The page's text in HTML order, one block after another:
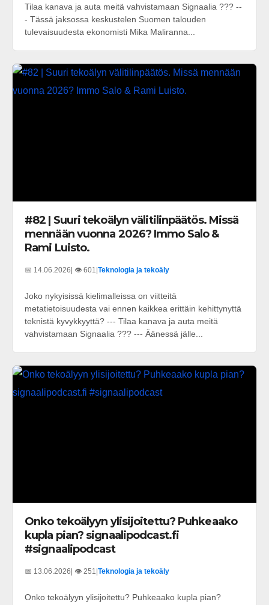
Tilaa kanava ja auta meitä vahvistamaan Signaalia ??? --
- Tässä jaksossa keskustelen Suomen talouden
tulevaisuudesta ekonomisti Mika Maliranna...
#82 | Suuri tekoälyn välitilinpäätös. Missä
mennään vuonna 2026? Immo Salo &
Rami Luisto.
📅 14.06.2026| 👁️ 601 |Teknologia ja tekoäly
Joko nykyisissä kielimalleissa on viitteitä
metatietoisuudesta vai ennen kaikkea erittäin kehittynyttä
teknistä kyvykkyyttä? --- Tilaa kanava ja auta meitä
vahvistamaan Signaalia ??? --- Äänessä jälle...
Onko tekoälyyn ylisijoitettu? Puhkeaako
kupla pian? signaalipodcast.fi
#signaalipodcast
📅 13.06.2026 | 👁️ 251 Teknologia ja tekoäly
Onko tekoälyyn ylisijoitettu? Puhkeaako kupla pian?